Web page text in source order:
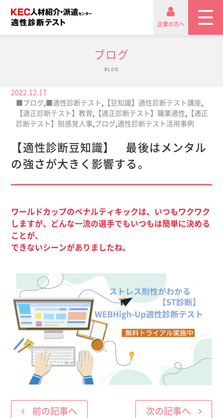
企業の方へ
ブログ
BLOG
2022.12.17
■ブログ,■適性診断テスト, 【豆知識】適性診断テスト講座,
【適正診断テスト】教育, 【適正診断テスト】職業適性, 【適正
診断テスト】脱感覚人事,ブログ,適性診断テスト活用事例
【適性診断豆知識】 最後はメンタル
の強さが大きく影響する。
ワールドカップのペナルティキックは、いつもワクワク
しますが、どんな一流の選手でもいつもは簡単に決める
ことが、
できないシーンがありましたね。
前の記事へ 次の記事へ